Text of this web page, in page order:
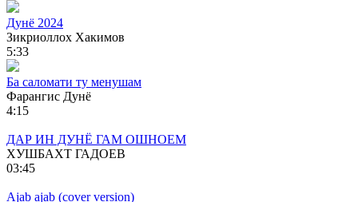
Дунё 2024
Зикриоллох Хакимов
5:33
Ба саломати ту менушам
Фарангис Дунё
4:15
ДАР ИН ДУНЁ ГАМ ОШНОЕМ
ХУШБАХТ ГАДОЕВ
03:45
Ajab ajab (cover version)